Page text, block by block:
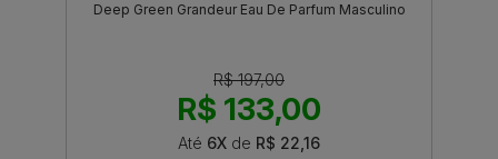
Deep Green Grandeur Eau De Parfum Masculino
R$ 197,00
R$ 133,00
Até 6X de R$ 22,16